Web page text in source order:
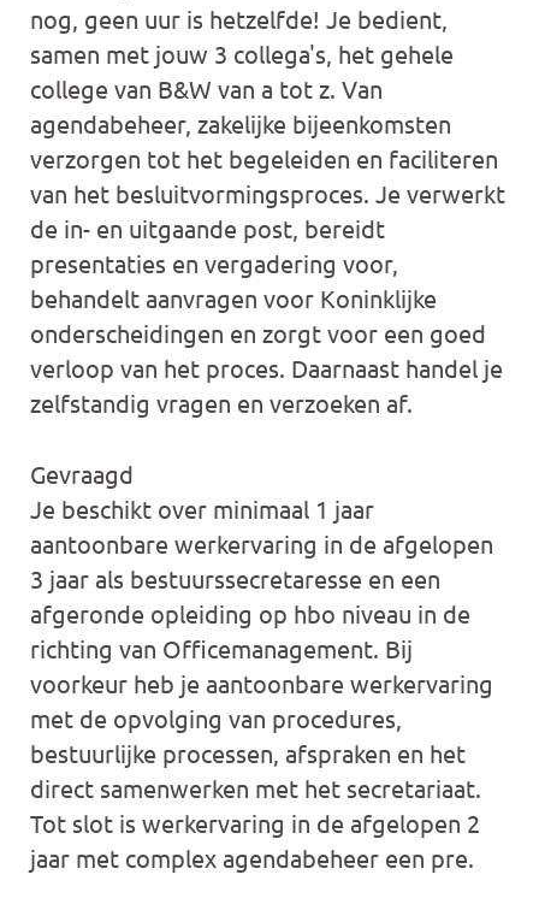
nog, geen uur is hetzelfde! Je bedient,
samen met jouw 3 collega's, het gehele
college van B&W van a tot z. Van
agendabeheer, zakelijke bijeenkomsten
verzorgen tot het begeleiden en faciliteren
van het besluitvormingsproces. Je verwerkt
de in- en uitgaande post, bereidt
presentaties en vergadering voor,
behandelt aanvragen voor Koninklijke
onderscheidingen en zorgt voor een goed
verloop van het proces. Daarnaast handel je
zelfstandig vragen en verzoeken af.
Gevraagd
Je beschikt over minimaal 1 jaar
aantoonbare werkervaring in de afgelopen
3 jaar als bestuurssecretaresse en een
afgeronde opleiding op hbo niveau in de
richting van Officemanagement. Bij
voorkeur heb je aantoonbare werkervaring
met de opvolging van procedures,
bestuurlijke processen, afspraken en het
direct samenwerken met het secretariaat.
Tot slot is werkervaring in de afgelopen 2
jaar met complex agendabeheer een pre.